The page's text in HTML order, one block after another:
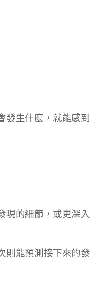
發生什麼，就能感到
現的細節，或更深入
則能預測接下來的發